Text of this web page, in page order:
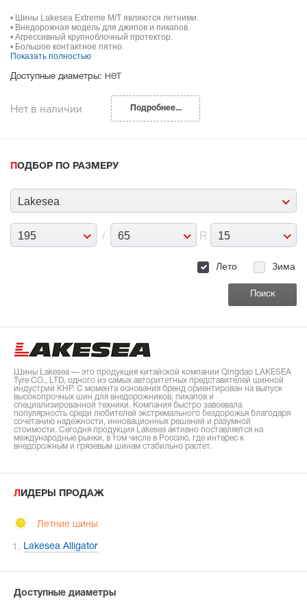
• Шины Lakesea Extreme M/T являются летними.
• Внедорожная модель для джипов и пикапов.
• Агрессивный крупноблочный протектор.
• Большое контактное пятно.
Показать полностью
Доступные диаметры: нет
Нет в наличии Подробнее...
ПОДБОР ПО РАЗМЕРУ
Lakesea
195 / 65 R 15
Лето Зима
Шины Lakesea — это продукция китайской компании Qingdao LAKESEA
Tyre CO., LTD, одного из самых авторитетных представителей шинной
индустрии КНР. С момента основания бренд ориентирован на выпуск
высокопрочных шин для внедорожников, пикапов и
специализированной техники. Компания быстро завоевала
популярность среди любителей экстремального бездорожья благодаря
сочетанию надежности, инновационных решений и разумной
стоимости. Сегодня продукция Lakesea активно поставляется на
международные рынки, в том числе в Россию, где интерес к
внедорожным и грязевым шинам стабильно растет.
ЛИДЕРЫ ПРОДАЖ
Летние шины
Lakesea Alligator
Доступные диаметры